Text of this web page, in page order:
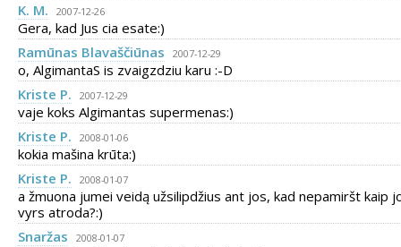
K. M.
2007-12-26
Gera, kad Jus cia esate:)
Ramūnas Blavaščiūnas
2007-12-29
o, AlgimantaS is zvaigzdziu karu :-D
Kriste P.
2007-12-29
vaje koks Algimantas supermenas:)
Kriste P.
2008-01-06
kokia mašina krūta:)
Kriste P.
2008-01-07
a žmuona jumei veidą užsilipdžius ant jos, kad nepamiršt kaip
vyrs atroda?:)
Snaržas
2008-01-07